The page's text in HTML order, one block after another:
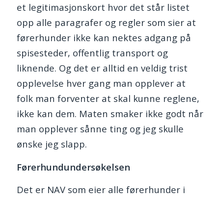
et legitimasjonskort hvor det står listet
opp alle paragrafer og regler som sier at
førerhunder ikke kan nektes adgang på
spisesteder, offentlig transport og
liknende. Og det er alltid en veldig trist
opplevelse hver gang man opplever at
folk man forventer at skal kunne reglene,
ikke kan dem. Maten smaker ikke godt når
man opplever sånne ting og jeg skulle
ønske jeg slapp.
Førerhundundersøkelsen
Det er NAV som eier alle førerhunder i